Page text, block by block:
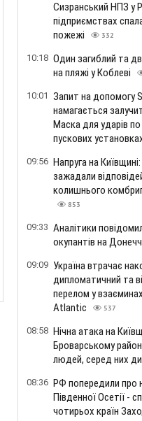
Сизранський НПЗ у
підприємствах
пожежі
332
10:18 Один загиблий та
на пляжі у Коблеві
10:01 Запит на допомогу
намагається
Маска для ударів по
пускових
09:56 Напруга на
зажадали
колишнього
853
09:33 Аналітики
окупантів на
09:09 Україна втрачає
дипломатичний та
перелом у
Atlantic
537
08:58 Нічна атака на
Броварському
людей, серед них
08:36 РФ попередили про
Південної Осетії -
чотирьох країн